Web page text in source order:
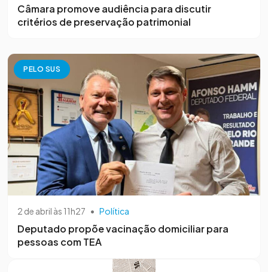
Câmara promove audiência para discutir
critérios de preservação patrimonial
PELO SUS
2 de abril às 11h27 • Política
Deputado propõe vacinação domiciliar para
pessoas com TEA